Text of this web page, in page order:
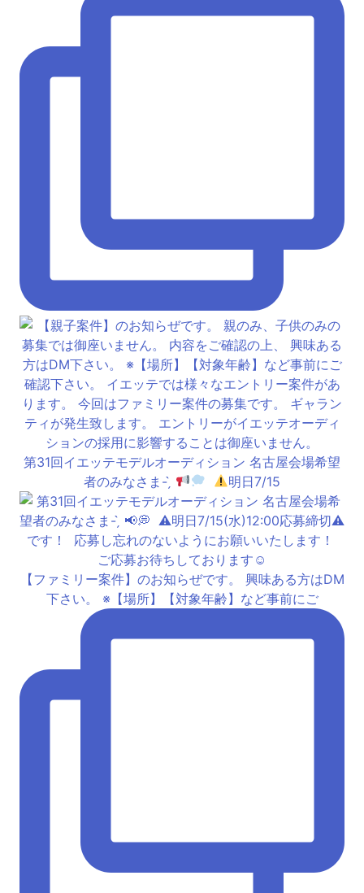
第31回イエッテモデルオーディション 名古屋会場希望
者のみなさま- ̗̀
明日7/15
【ファミリー案件】のお知らぜです。 興味ある方はDM
下さい。 ※【場所】【対象年齢】など事前にご